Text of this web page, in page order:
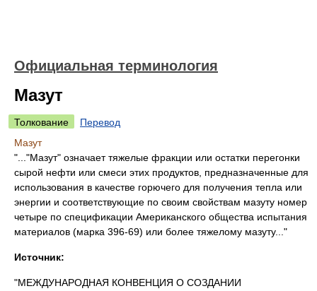
Официальная терминология
Мазут
Толкование
Перевод
Мазут
"..."Мазут" означает тяжелые фракции или остатки перегонки
сырой нефти или смеси этих продуктов, предназначенные для
использования в качестве горючего для получения тепла или
энергии и соответствующие по своим свойствам мазуту номер
четыре по спецификации Американского общества испытания
материалов (марка 396-69) или более тяжелому мазуту..."
Источник:
"МЕЖДУНАРОДНАЯ КОНВЕНЦИЯ О СОЗДАНИИ